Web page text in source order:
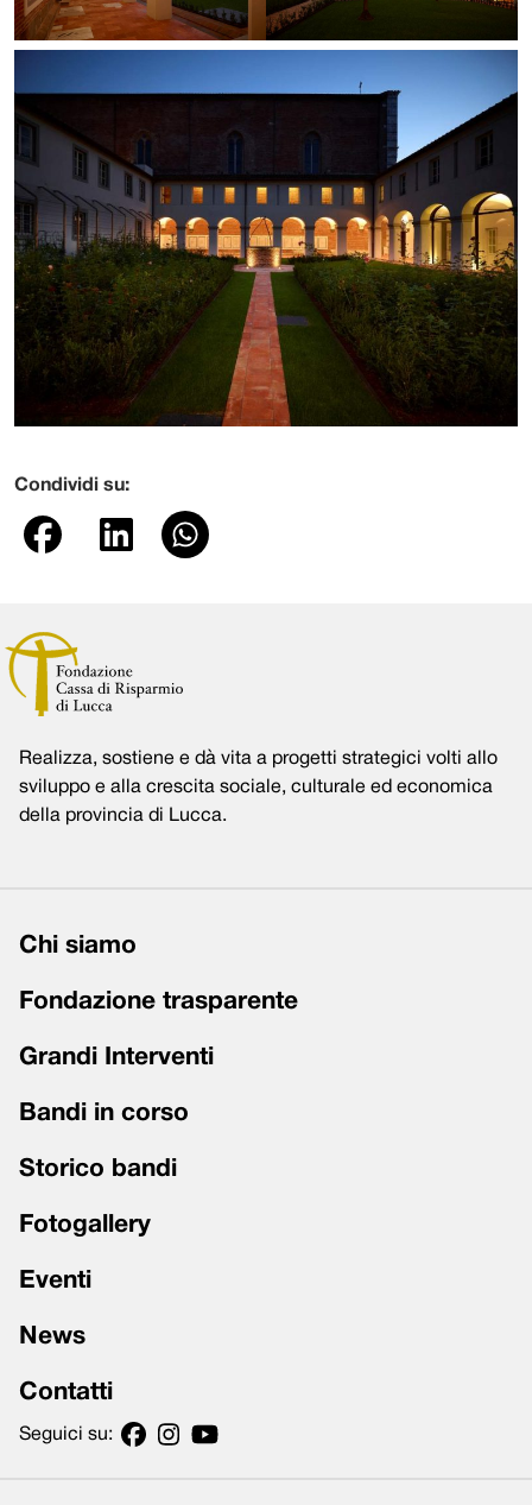
Condividi su:
Realizza, sostiene e dà vita a progetti strategici volti allo
sviluppo e alla crescita sociale, culturale ed economica
della provincia di Lucca.
Chi siamo
Fondazione trasparente
Grandi Interventi
Bandi in corso
Storico bandi
Fotogallery
Eventi
News
Contatti
Seguici su: